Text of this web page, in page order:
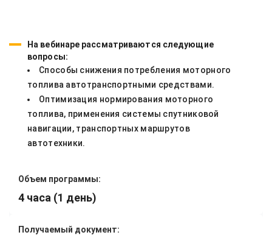
На вебинаре рассматриваются следующие
вопросы:
Способы снижения потребления моторного
топлива автотранспортными средствами.
Оптимизация нормирования моторного
топлива, применения системы спутниковой
навигации, транспортных маршрутов
автотехники.
Объем программы:
4 часа (1 день)
Получаемый документ: